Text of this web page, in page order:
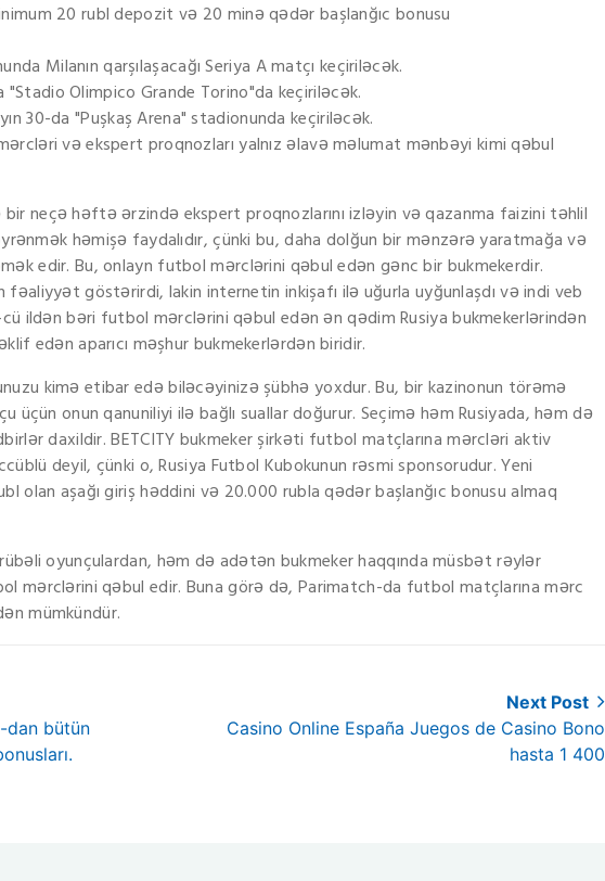
20 rubl depozit və 20 minə qədər başlanğıc bonusu
Milanın qarşılaşacağı Seriya A matçı keçiriləcək.
"Stadio Olimpico Grande Torino"da keçiriləcək.
30-da "Puşkaş Arena" stadionunda keçiriləcək.
və ekspert proqnozları yalnız əlavə məlumat mənbəyi kimi qəbul
neçə həftə ərzində ekspert proqnozlarını izləyin və qazanma faizini təhlil
həmişə faydalıdır, çünki bu, daha dolğun bir mənzərə yaratmağa və
edir. Bu, onlayn futbol mərclərini qəbul edən gənc bir bukmekerdir.
göstərirdi, lakin internetin inkişafı ilə uğurla uyğunlaşdı və indi veb
ildən bəri futbol mərclərini qəbul edən ən qədim Rusiya bukmekerlərindən
edən aparıcı məşhur bukmekerlərdən biridir.
kimə etibar edə biləcəyinizə şübhə yoxdur. Bu, bir kazinonun törəmə
üçün onun qanuniliyi ilə bağlı suallar doğurur. Seçimə həm Rusiyada, həm də
daxildir. BETCITY bukmeker şirkəti futbol matçlarına mərcləri aktiv
deyil, çünki o, Rusiya Futbol Kubokunun rəsmi sponsorudur. Yeni
olan aşağı giriş həddini və 20.000 rubla qədər başlanğıc bonusu almaq
oyunçulardan, həm də adətən bukmeker haqqında müsbət rəylər
mərclərini qəbul edir. Buna görə də, Parimatch-da futbol matçlarına mərc
mümkündür.
dan bütün
Next Post
Next
Casino Online España Juegos de Casino Bono
hasta 1 400